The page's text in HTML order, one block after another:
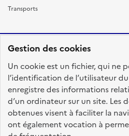
Gestion des cookies
Un cookie est un fichier, qui ne
l’identification de l’utilisateur
enregistre des informations
d’un ordinateur sur un site. Les
obtenues visent à faciliter la
ont également vocation à
Transports
FRANÇAISE
fonction-publique.gouv.fr